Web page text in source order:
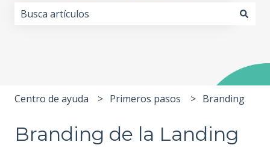
Centro de ayuda Primeros pasos Branding
Branding de la Landing